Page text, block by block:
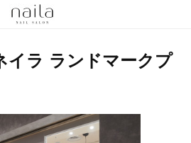
イラ ランドマークプ